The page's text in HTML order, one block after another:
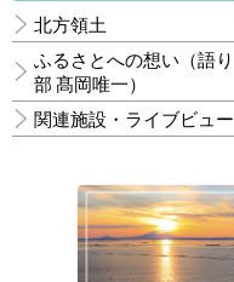
北方領土
ふるさとへの想い（語り
部 髙岡唯一）
関連施設・ライブビュー